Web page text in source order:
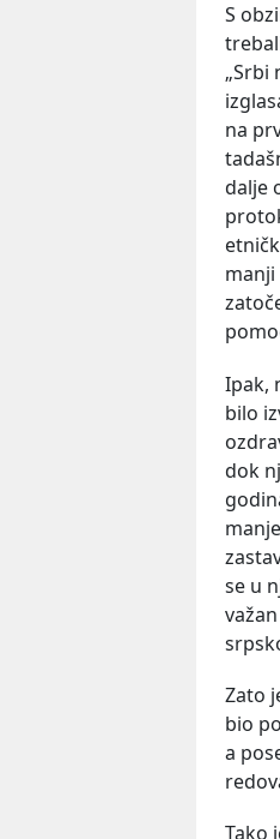
S
„Srbi
na
dalje
manji
Ipak,
bilo
dok
se u
Zato
bio
a
Tako